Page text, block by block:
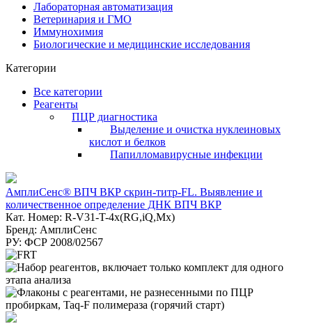
Лабораторная автоматизация
Ветеринария и ГМО
Иммунохимия
Биологические и медицинские исследования
Категории
Все категории
Реагенты
ПЦР диагностика
Выделение и очистка нуклеиновых
кислот и белков
Папилломавирусные инфекции
АмплиСенс® ВПЧ ВКР скрин-титр-FL. Выявление и
количественное определение ДНК ВПЧ ВКР
Кат. Номер: R-V31-T-4x(RG,iQ,Mx)
Бренд: АмплиСенс
РУ: ФСР 2008/02567